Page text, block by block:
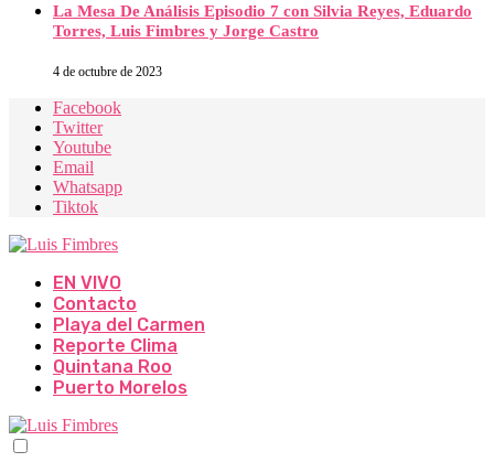
La Mesa De Análisis Episodio 7 con Silvia Reyes, Eduardo
Torres, Luis Fimbres y Jorge Castro
4 de octubre de 2023
Facebook
Twitter
Youtube
Email
Whatsapp
Tiktok
EN VIVO
Contacto
Playa del Carmen
Reporte Clima
Quintana Roo
Puerto Morelos